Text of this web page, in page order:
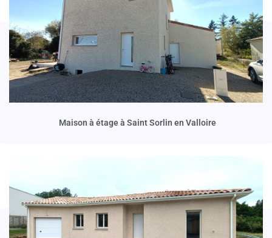
Maison à étage à Saint Sorlin en Valloire